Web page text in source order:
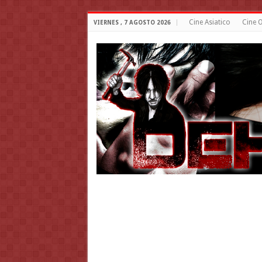
VIERNES , 7 AGOSTO 2026 Cine Asiatico Cine